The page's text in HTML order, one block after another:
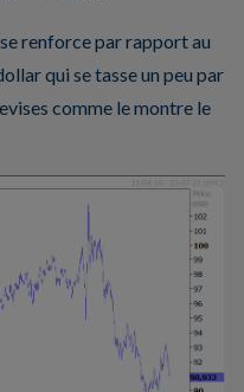
renforce par rapport au
qui se tasse un peu par
comme le montre le